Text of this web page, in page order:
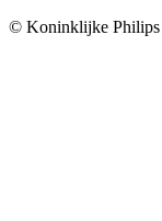
© Koninklijke Philips